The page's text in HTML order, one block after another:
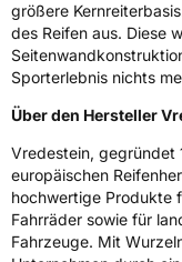
Rollgeräusch (Klasse)
Rollgeräusch (dB)71
3PMSF /
Eisgrip
Nein
EPREL ID660175
größere
des Reifen aus. Diese
Sporterlebnis nichts
Über den Hersteller
Vredestein, gegründet
europäischen
hochwertige Produkte
Fahrräder sowie für
Fahrzeuge. Mit